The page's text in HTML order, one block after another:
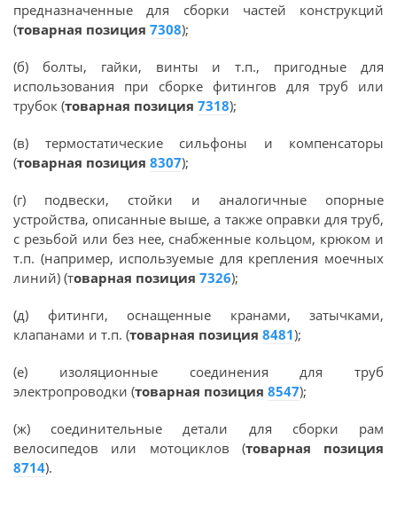
предназначенные для сборки частей конструкций
(товарная позиция 7308);
(б) болты, гайки, винты и т.п., пригодные для
использования при сборке фитингов для труб или
трубок (товарная позиция 7318);
(в) термостатические сильфоны и компенсаторы
(товарная позиция 8307);
(г) подвески, стойки и аналогичные опорные
устройства, описанные выше, а также оправки для труб,
с резьбой или без нее, снабженные кольцом, крюком и
т.п. (например, используемые для крепления моечных
линий) (товарная позиция 7326);
(д) фитинги, оснащенные кранами, затычками,
клапанами и т.п. (товарная позиция 8481);
(е) изоляционные соединения для труб
электропроводки (товарная позиция 8547);
(ж) соединительные детали для сборки рам
велосипедов или мотоциклов (товарная позиция
8714).